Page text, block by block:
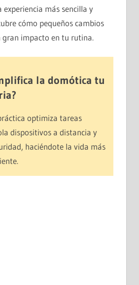
experiencia más sencilla y
cómo pequeños cambios
gran impacto en tu rutina.
la domótica tu
optimiza tareas
dispositivos a distancia y
haciéndote la vida más